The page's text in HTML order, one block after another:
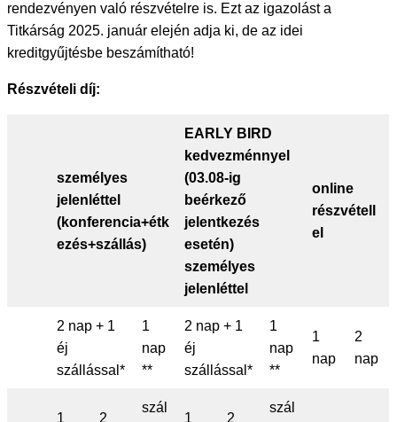
rendezvényen való részvételre is. Ezt az igazolást a
Titkárság 2025. január elején adja ki, de az idei
kreditgyűjtésbe beszámítható!
Részvételi díj:
személyes
jelenléttel
(konferencia+étk
ezés+szállás)
EARLY BIRD
kedvezménnyel
(03.08-ig
beérkező
jelentkezés
esetén)
személyes
jelenléttel
online
részvétell
el
2 nap + 1
éj
szállással*
1
nap
**
2 nap + 1
éj
szállással*
1
nap
**
1
nap
2
nap
1 2
szál
1 2
szál